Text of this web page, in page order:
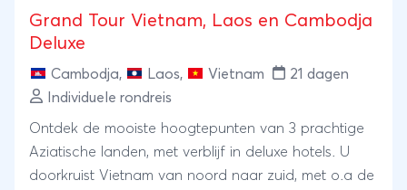
Grand Tour Vietnam, Laos en Cambodja
Deluxe
Cambodja, Laos, Vietnam
21 dagen
Individuele rondreis
Ontdek de mooiste hoogtepunten van 3 prachtige
Aziatische landen, met verblijf in deluxe hotels. U
doorkruist Vietnam van noord naar zuid, met o.a de